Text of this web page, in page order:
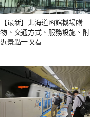
【最新】北海道函館機場購
物、交通方式、服務設施、附
近景點一次看